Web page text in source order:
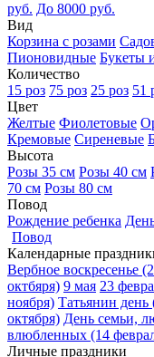
руб. До 8000 руб.
Вид
Корзина с розами
Пионовидные Букеты
Количество
15 роз 75 роз 25 роз 51
Цвет
Желтые Фиолетовые
Кремовые Сиреневые
Высота
Розы 35 см Розы 40 см
70 см Розы 80 см
Повод
Рождение ребенка
Повод
Календарные
Вербное воскресенье
октбяря) 9 мая 23
ноября) Татьянин день
октября) День семьи,
влюбленных (14
Личные праздники